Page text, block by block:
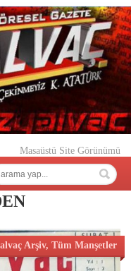
Masaüstü Site Görünümü
Arşiv, Tüm Manşetler